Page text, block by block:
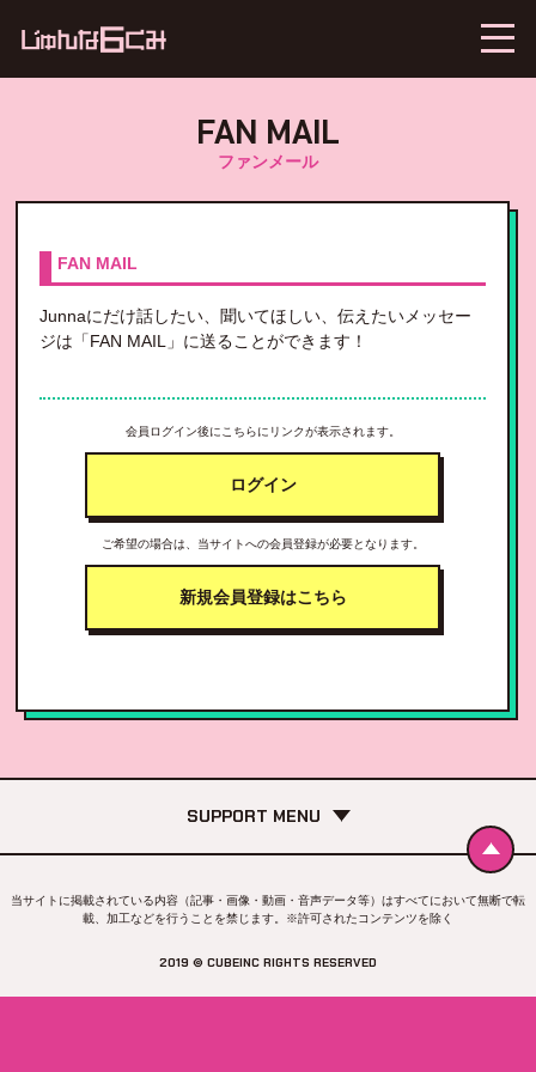
FAN MAIL
ファンメール
FAN MAIL
Junnaにだけ話したい、聞いてほしい、伝えたいメッセー
ジは「FAN MAIL」に送ることができます！
会員ログイン後にこちらにリンクが表示されます。
ログイン
ご希望の場合は、当サイトへの会員登録が必要となります。
新規会員登録はこちら
SUPPORT MENU
当サイトに掲載されている内容（記事・画像・動画・音声データ等）はすべてにおいて無断で転
載、加工などを行うことを禁じます。※許可されたコンテンツを除く
2019 © CUBEINC RIGHTS RESERVED